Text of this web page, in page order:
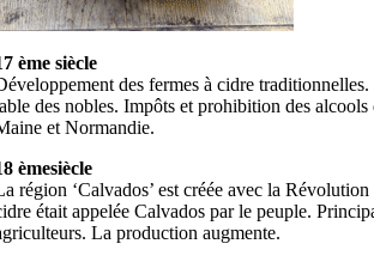
ème siècle
des fermes à cidre
des nobles. Impôts et prohibition des
et Normandie.
èmesiècle
région ‘Calvados’ est créée avec la Révolution
était appelée Calvados par le peuple.
La production augmente.